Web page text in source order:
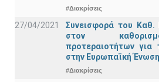
#Διακρίσεις
27/04/2021
Συνεισφορά του Καθ.
στον
προτεραιοτήτων για
στην Ευρωπαϊκή Ένωση
#Διακρίσεις